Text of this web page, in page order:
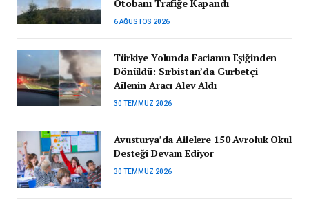
Otobanı Trafiğe Kapandı
6 AĞUSTOS 2026
Türkiye Yolunda Facianın Eşiğinden
Dönüldü: Sırbistan’da Gurbetçi
Ailenin Aracı Alev Aldı
30 TEMMUZ 2026
Avusturya’da Ailelere 150 Avroluk Okul
Desteği Devam Ediyor
30 TEMMUZ 2026